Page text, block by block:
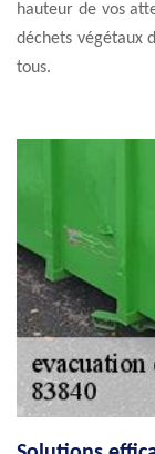
hauteur de vos
déchets végétaux
tous.